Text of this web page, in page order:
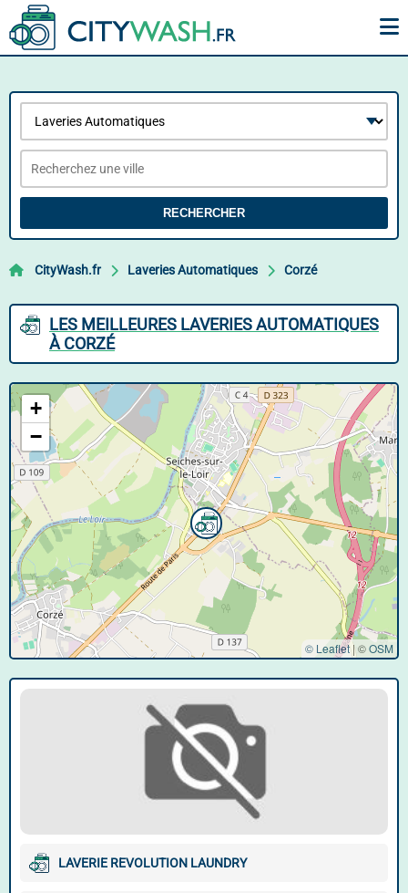
RECHERCHER
CityWash.fr Laveries Automatiques Corzé
LES MEILLEURES LAVERIES AUTOMATIQUES
À CORZÉ
+
−
© Leaflet| ©OSM
LAVERIE REVOLUTION LAUNDRY